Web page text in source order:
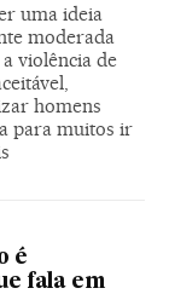
uma ideia
moderada
violência de
homens
para muitos ir
é
fala em